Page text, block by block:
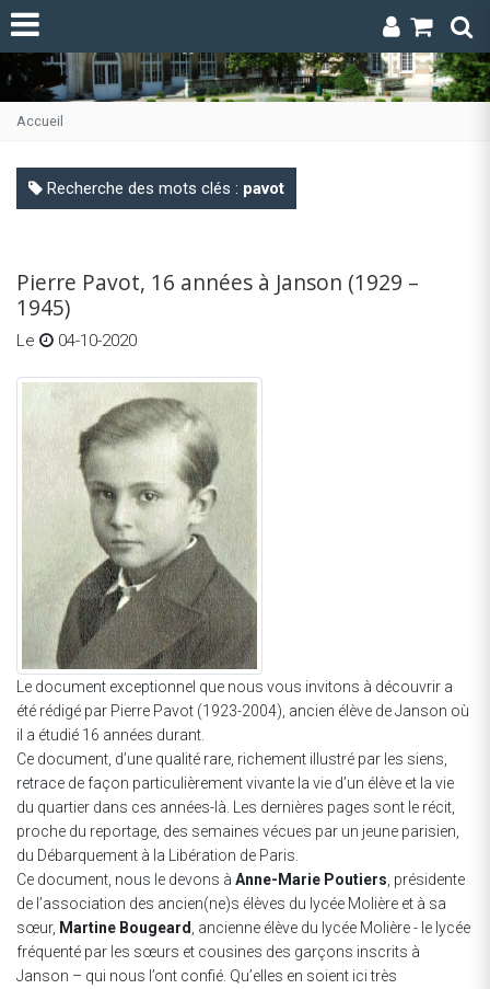
Accueil
Recherche des mots clés : pavot
Pierre Pavot, 16 années à Janson (1929 –
1945)
Le 04-10-2020
Le document exceptionnel que nous vous invitons à découvrir a
été rédigé par Pierre Pavot (1923-2004), ancien élève de Janson où
il a étudié 16 années durant.
Ce document, d’une qualité rare, richement illustré par les siens,
retrace de façon particulièrement vivante la vie d’un élève et la vie
du quartier dans ces années-là. Les dernières pages sont le récit,
proche du reportage, des semaines vécues par un jeune parisien,
du Débarquement à la Libération de Paris.
Ce document, nous le devons à Anne-Marie Poutiers, présidente
de l’association des ancien(ne)s élèves du lycée Molière et à sa
sœur, Martine Bougeard, ancienne élève du lycée Molière - le lycée
fréquenté par les sœurs et cousines des garçons inscrits à
Janson – qui nous l’ont confié. Qu’elles en soient ici très